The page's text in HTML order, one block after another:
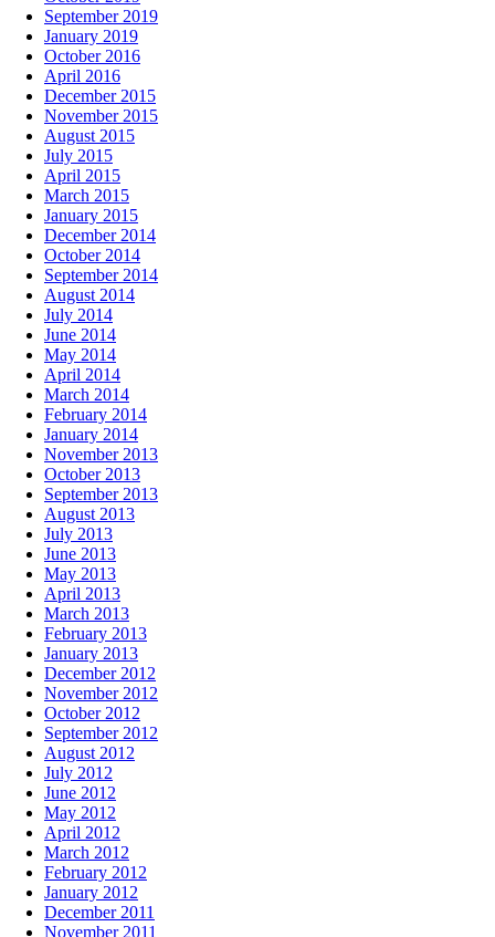
September 2019
January 2019
October 2016
April 2016
December 2015
November 2015
August 2015
July 2015
April 2015
March 2015
January 2015
December 2014
October 2014
September 2014
August 2014
July 2014
June 2014
May 2014
April 2014
March 2014
February 2014
January 2014
November 2013
October 2013
September 2013
August 2013
July 2013
June 2013
May 2013
April 2013
March 2013
February 2013
January 2013
December 2012
November 2012
October 2012
September 2012
August 2012
July 2012
June 2012
May 2012
April 2012
March 2012
February 2012
January 2012
December 2011
November 2011